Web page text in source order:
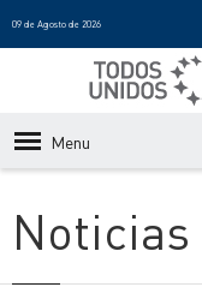
09 de Agosto de 2026
Menu
Noticias